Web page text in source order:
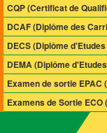
CQP (Certificat de
DCAF (Diplôme des
DECS (Diplôme
DEMA (Diplôme
Examen de sortie EPAC
Examens de Sortie ECO